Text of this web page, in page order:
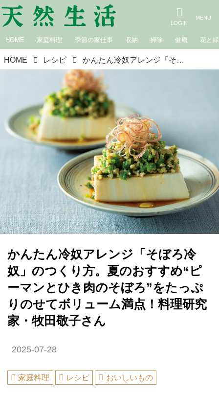
HOME 家庭料理 季節の家仕事 収納 掃除 健康 花と緑
HOME レシピ かんたん冷奴アレンジ「そぼろ冷奴」のつくり方。夏のおすすめ“ピーマンとひき肉のそぼろ”をたっぷりのせてボリューム満点！料理研究家・牧田敬子さん
かんたん冷奴アレンジ「そぼろ冷
奴」のつくり方。夏のおすすめ“ピ
ーマンとひき肉のそぼろ”をたっぷ
りのせてボリューム満点！料理研究
家・牧田敬子さん
2025-07-28
家庭料理 レシピ おいしいもの